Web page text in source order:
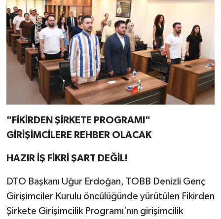
"FİKİRDEN ŞİRKETE PROGRAMI"
GİRİŞİMCİLERE REHBER OLACAK
HAZIR İŞ FİKRİ ŞART DEĞİL!
DTO Başkanı Uğur Erdoğan, TOBB Denizli Genç
Girişimciler Kurulu öncülüğünde yürütülen Fikirden
Şirkete Girişimcilik Programı’nın girişimcilik